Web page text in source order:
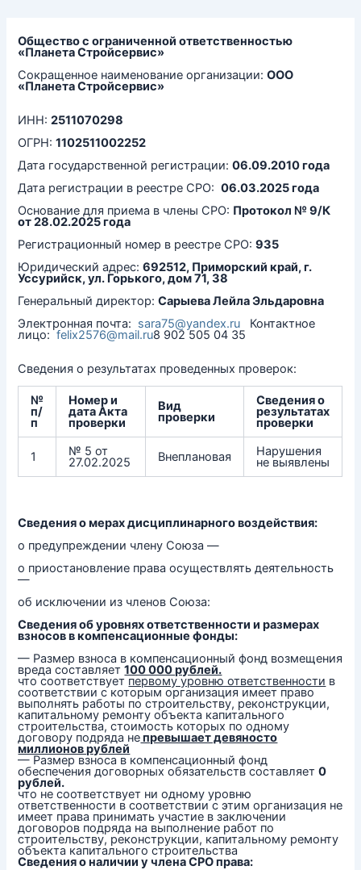
Общество с ограниченной ответственностью
«Планета Стройсервис»
Сокращенное наименование организации:ООО
«Планета Стройсервис»
ИНН:2511070298
ОГРН:1102511002252
Дата государственной регистрации:06.09.2010 года
Дата регистрации в реестре СРО:06.03.2025 года
Основание для приема в члены СРО: Протокол № 9/К
от 28.02.2025 года
Регистрационный номер в реестре СРО:935
Юридический адрес:692512, Приморский край, г.
Уссурийск, ул. Горького, дом 71, 38
Генеральный директор:Сарыева Лейла Эльдаровна
Электронная почта: sara75@yandex.ru Контактное
лицо:felix2576@mail.ru8 902 505 04 35
Сведения о результатах проведенных проверок:
№
п/
п
Номер и
дата Акта
проверки
Вид
проверки
Сведения о
результатах
проверки
1 № 5 от
27.02.2025 Внеплановая Нарушения
не выявлены
Сведения о мерах дисциплинарного воздействия:
о предупреждении члену Союза —
о приостановление права осуществлять деятельность
—
об исключении из членов Союза:
Сведения об уровнях ответственности и размерах
взносов в компенсационные фонды:
— Размер взноса в компенсационный фонд возмещения
вреда составляет100 000 рублей.
что соответствует первому уровню ответственности в
соответствии с которым организация имеет право
выполнять работы по строительству, реконструкции,
капитальному ремонту объекта капитального
строительства, стоимость которых по одному
договору подряда непревышает девяносто
миллионов рублей
— Размер взноса в компенсационный фонд
обеспечения договорных обязательств составляет0
рублей.
что не соответствует ни одному уровню
ответственности в соответствии с этим организация не
имеет права принимать участие в заключении
договоров подряда на выполнение работ по
строительству, реконструкции, капитальному ремонту
объекта капитального строительства
Сведения о наличии у члена СРО права: